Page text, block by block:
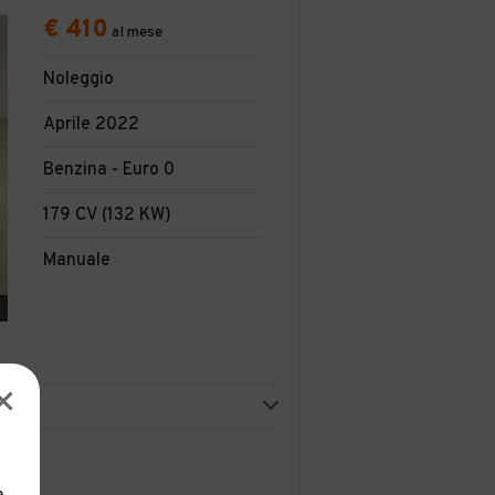
€ 410 al mese
Noleggio
Aprile 2022
Benzina - Euro 0
179 CV (132 KW)
Manuale